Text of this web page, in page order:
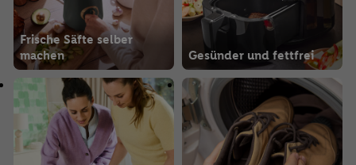
Frische Säfte selber
machen
Gesünder und fettfrei